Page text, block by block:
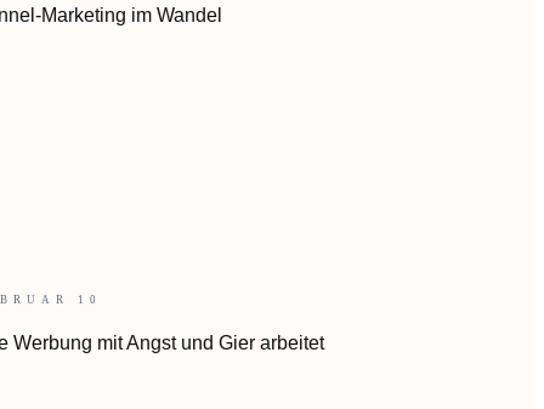
Marketing im Wandel
10
Werbung mit Angst und Gier arbeitet